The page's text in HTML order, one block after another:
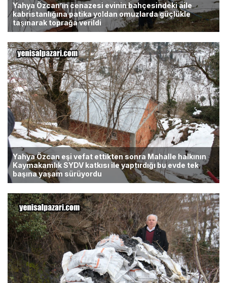
Yahya Özcan’ın cenazesi evinin bahçesindeki aile
kabristanlığına patika yoldan omuzlarda güçlükle
taşınarak toprağa verildi
Yahya Özcan eşi vefat ettikten sonra Mahalle halkının
Kaymakamlık SYDV katkısı ile yaptırdığı bu evde tek
başına yaşam sürüyordu